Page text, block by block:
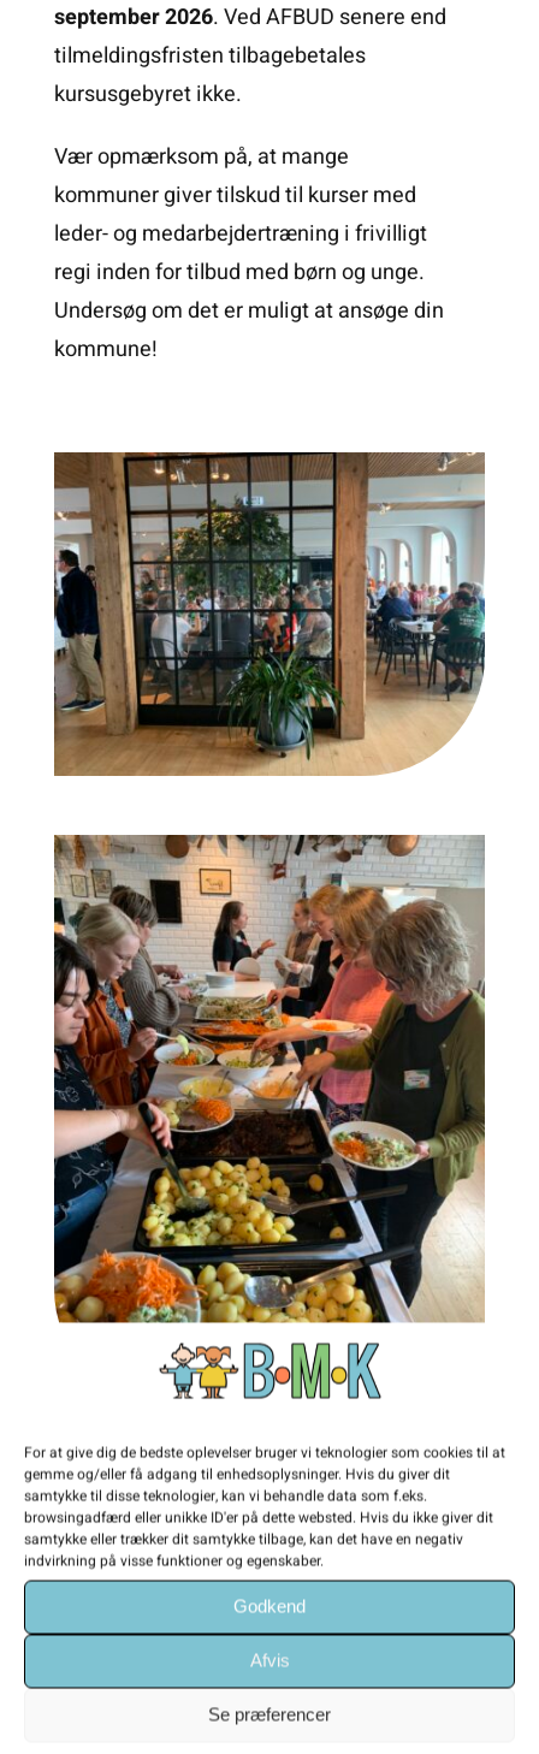
For at give dig de bedste oplevelser bruger vi teknologier som cookies til at
gemme og/eller få adgang til enhedsoplysninger. Hvis du giver dit
samtykke til disse teknologier, kan vi behandle data som f.eks.
browsingadfærd eller unikke ID'er på dette websted. Hvis du ikke giver dit
samtykke eller trækker dit samtykke tilbage, kan det have en negativ
indvirkning på visse funktioner og egenskaber.
Godkend
Afvis
Se præferencer
september 2026. Ved AFBUD senere end
tilmeldingsfristen tilbagebetales
kursusgebyret ikke.
Vær opmærksom på, at mange
kommuner giver tilskud til kurser med
leder- og medarbejdertræning i frivilligt
regi inden for tilbud med børn og unge.
Undersøg om det er muligt at ansøge din
kommune!
Praktisk
B-M-K kan tilbyde etbegrænsetantal
værelser til overnatning, fra
enkeltværelser til fler-personers værelser.
For at få plads til så mange som muligt er
vi fordelt på to lokationer i forhold til